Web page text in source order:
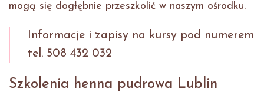
mogą się dogłębnie przeszkolić w naszym ośrodku.
Informacje i zapisy na kursy pod numerem
tel. 508 432 032
Szkolenia henna pudrowa Lublin